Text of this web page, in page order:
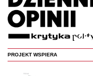
PROJEKT WSPIERA